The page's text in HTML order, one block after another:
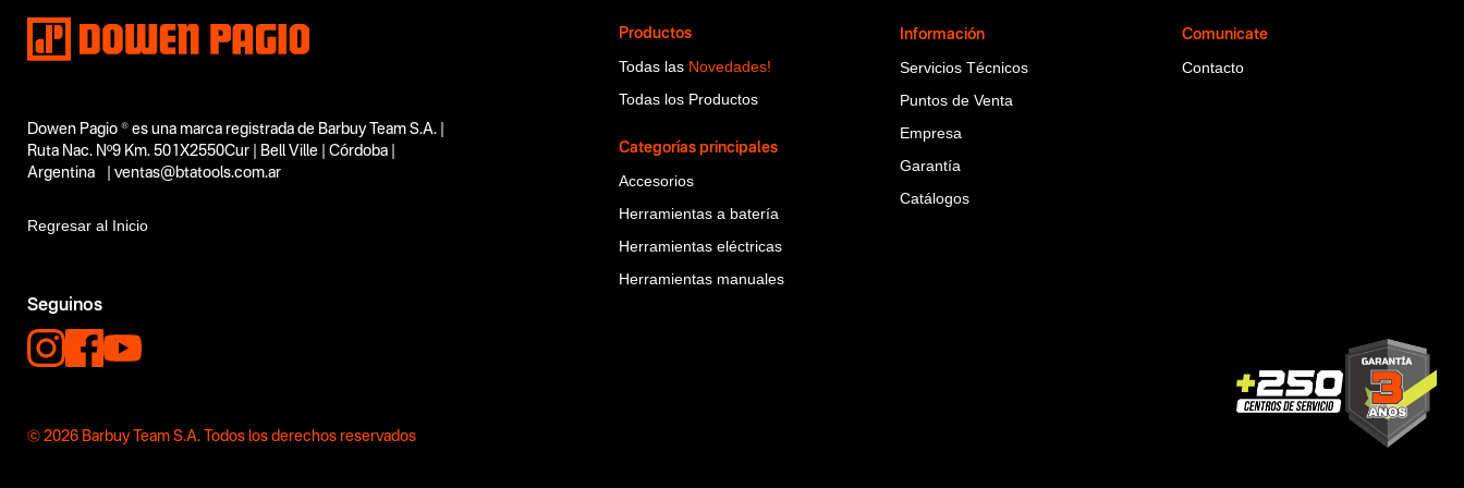
Dowen Pagio ® es una marca registrada de Barbuy Team S.A. |
Ruta Nac. Nº9 Km. 501X2550Cur | Bell Ville | Córdoba |
Argentina | ventas@btatools.com.ar
Regresar al Inicio
Seguinos
© 2026 Barbuy Team S.A. Todos los derechos reservados
Productos
Todas las Novedades!
Todas los Productos
Categorías principales
Accesorios
Herramientas a batería
Herramientas eléctricas
Herramientas manuales
Información
Servicios Técnicos
Puntos de Venta
Empresa
Garantía
Catálogos
Comunicate
Contacto